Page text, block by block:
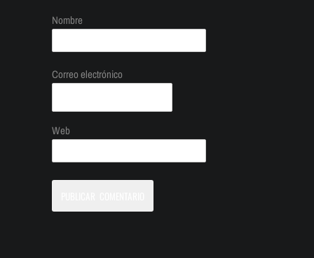
Nombre
Correo electrónico
Web